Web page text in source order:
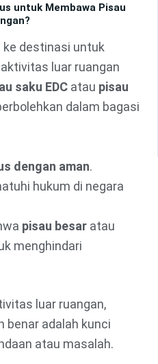
untuk Membawa Pisau
destinasi untuk
luar ruangan
saku EDC atau pisau
dalam bagasi
dengan aman.
hukum di negara
pisau besar atau
menghindari
luar ruangan,
benar adalah kunci
atau masalah.